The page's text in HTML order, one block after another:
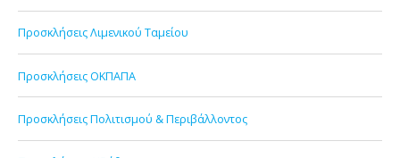
Προσκλήσεις Λιμενικού Ταμείου
Προσκλήσεις ΟΚΠΑΠΑ
Προσκλήσεις Πολιτισμού & Περιβάλλοντος